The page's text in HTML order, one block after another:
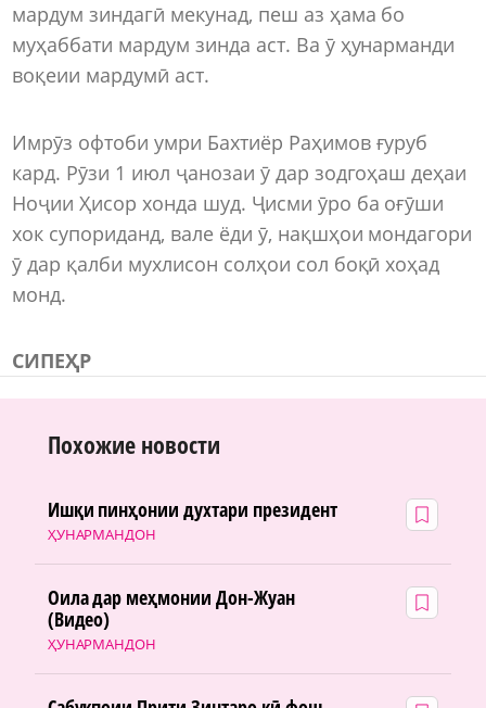
мардум зиндагӣ мекунад, пеш аз ҳама бо
муҳаббати мардум зинда аст. Ва ӯ ҳунарманди
воқеии мардумӣ аст.
Имрӯз офтоби умри Бахтиёр Раҳимов ғуруб
кард. Рӯзи 1 июл ҷанозаи ӯ дар зодгоҳаш деҳаи
Ноҷии Ҳисор хонда шуд. Ҷисми ӯро ба оғӯши
хок супориданд, вале ёди ӯ, нақшҳои мондагори
ӯ дар қалби мухлисон солҳои сол боқӣ хоҳад
монд.
СИПЕҲР
Похожие новости
ҲУНАРМАНДОН
Ишқи пинҳонии духтари президент
ҲУНАРМАНДОН
Оила дар меҳмонии Дон-Жуан
(Видео)